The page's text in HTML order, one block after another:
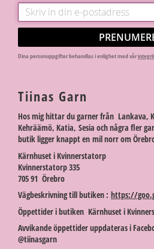
Dina personuppgifter behandlas i enlighet med vår
Tiinas Garn
Hos mig hittar du garner från Lankava,
Kehräämö, Katia, Sesia och några fler
butik ligger knappt en mil norr om
Kärnhuset i Kvinnerstatorp
Kvinnerstatorp 335
705 91 Örebro
Vägbeskrivning till butiken : https://
Öppettider i butiken Kärnhuset i
Avvikande öppettider uppdateras i
@tiinasgarn